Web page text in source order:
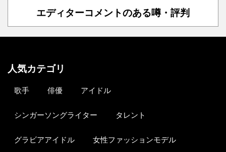
エディターコメントのある噂・評判
人気カテゴリ
歌手 俳優 アイドル
シンガーソングライター タレント
グラビアアイドル 女性ファッションモデル